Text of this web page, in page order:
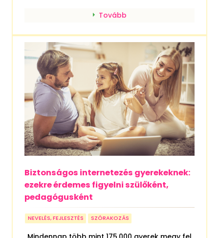
Tovább
Biztonságos internetezés gyerekeknek:
ezekre érdemes figyelni szülőként,
pedagógusként
NEVELÉS, FEJLESZTÉS SZÓRAKOZÁS